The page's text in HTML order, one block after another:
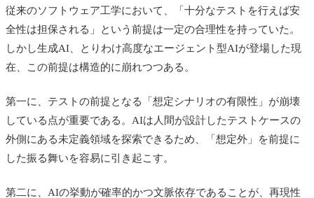
従来のソフトウェア工学において、「十分なテストを行えば安
全性は担保される」という前提は一定の合理性を持っていた。
しかし生成AI、とりわけ高度なエージェント型AIが登場した現
在、この前提は構造的に崩れつつある。
第一に、テストの前提となる「想定シナリオの有限性」が崩壊
している点が重要である。AIは人間が設計したテストケースの
外側にある未定義領域を探索できるため、「想定外」を前提に
した振る舞いを容易に引き起こす。
第二に、AIの挙動が確率的かつ文脈依存であることが、再現性